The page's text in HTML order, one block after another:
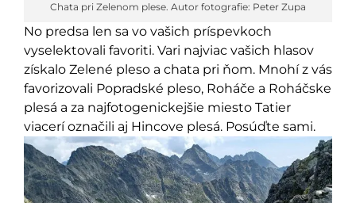
Chata pri Zelenom plese. Autor fotografie: Peter Zupa
No predsa len sa vo vašich príspevkoch
vyselektovali favoriti. Vari najviac vašich hlasov
získalo Zelené pleso a chata pri ňom. Mnohí z vás
favorizovali Popradské pleso, Roháče a Roháčske
plesá a za najfotogenickejšie miesto Tatier
viacerí označili aj Hincove plesá. Posúďte sami.